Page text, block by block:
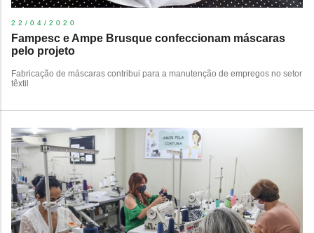
22/04/2020
Fampesc e Ampe Brusque confeccionam máscaras
pelo projeto
Fabricação de máscaras contribui para a manutenção de empregos no setor
têxtil